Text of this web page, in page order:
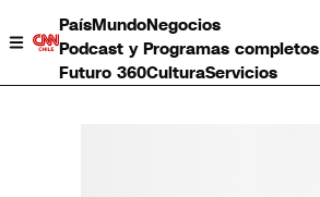
PaísMundoNegocios
Podcast y Programas completos
Futuro 360CulturaServicios